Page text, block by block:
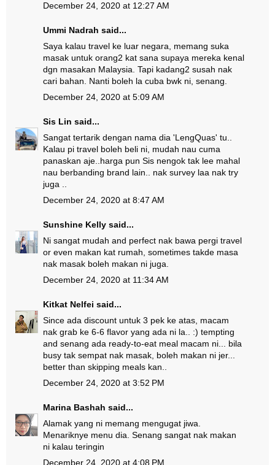
December 24, 2020 at 12:27 AM
Ummi Nadrah said...
Saya kalau travel ke luar negara, memang suka
masak untuk orang2 kat sana supaya mereka kenal
dgn masakan Malaysia. Tapi kadang2 susah nak
cari bahan. Nanti boleh la cuba bwk ni, senang.
December 24, 2020 at 5:09 AM
Sis Lin said...
Sangat tertarik dengan nama dia 'LengQuas' tu..
Kalau pi travel boleh beli ni, mudah nau cuma
panaskan aje..harga pun Sis nengok tak lee mahal
nau berbanding brand lain.. nak survey laa nak try
juga ..
December 24, 2020 at 8:47 AM
Sunshine Kelly said...
Ni sangat mudah and perfect nak bawa pergi travel
or even makan kat rumah, sometimes takde masa
nak masak boleh makan ni juga.
December 24, 2020 at 11:34 AM
Kitkat Nelfei said...
Since ada discount untuk 3 pek ke atas, macam
nak grab ke 6-6 flavor yang ada ni la.. :) tempting
and senang ada ready-to-eat meal macam ni... bila
busy tak sempat nak masak, boleh makan ni jer...
better than skipping meals kan..
December 24, 2020 at 3:52 PM
Marina Bashah said...
Alamak yang ni memang mengugat jiwa.
Menariknye menu dia. Senang sangat nak makan
ni kalau teringin
December 24, 2020 at 4:08 PM